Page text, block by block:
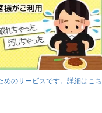
めのサービスです。詳細はこち